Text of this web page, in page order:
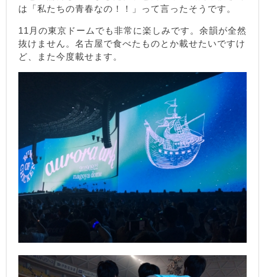
は「私たちの青春なの！！」って言ったそうです。
11月の東京ドームでも非常に楽しみです。余韻が全然
抜けません。名古屋で食べたものとか載せたいですけ
ど、また今度載せます。